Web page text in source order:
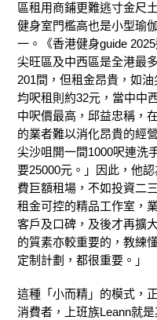
區租用商鋪更難逃寸金尺
健身室門檻高也是小型瑜
一 。《香港健身guide
尖旺區及中西區是全港最
201間 ， 但租金昂貴， 如油
均呎租則約32元，當中中
中呎價最高，邱益忠稱，
的業者難以消化昂貴的經
尖沙咀開一間1000呎連洗
要25000元。」
因此，他認
費巨額租場，不如投資二
租金可控的精品工作室，
客戶及口碑，及後才再擴
的質素亦較重要的，教練
定制計劃，都很重要。」
這種「小而精」的模式，
消費者，上班族Leann就